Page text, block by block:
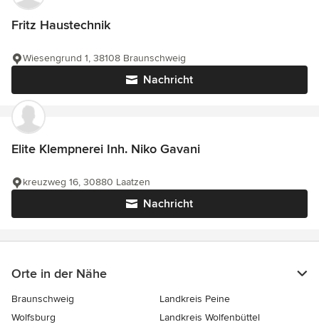
Fritz Haustechnik
Nachricht
Wiesengrund 1, 38108 Braunschweig
Elite Klempnerei Inh. Niko Gavani
Nachricht
kreuzweg 16, 30880 Laatzen
Orte in der Nähe
Braunschweig
Landkreis Peine
Wolfsburg
Landkreis Wolfenbüttel